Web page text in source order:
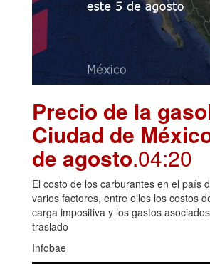
Precio de la
Ciudad de
de agosto.04:20
El costo de los carburantes en el país
varios factores, entre ellos los costos
carga impositiva y los gastos
traslado
Infobae